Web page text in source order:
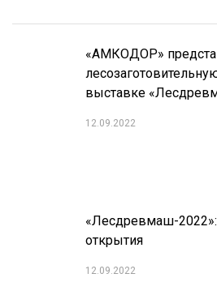
«АМКОДОР»
выставке
12.09.2022
«Лесдревмаш-
открытия
12.09.2022